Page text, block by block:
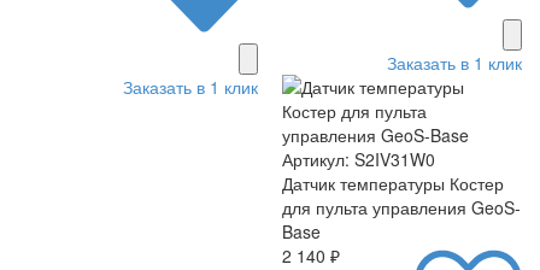
Заказать в 1 клик
Заказать в 1 клик
Артикул: S2IV31W0
Датчик температуры Костер
для пульта управления GeoS-
Base
2 140 ₽